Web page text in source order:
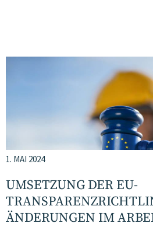
1. MAI 2024
UMSETZUNG DER EU-
ÄNDERUNGEN IM